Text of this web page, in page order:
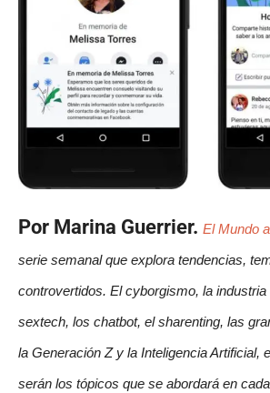
Por Marina Guerrier. El Mundo
serie semanal que explora tendencias,
controvertidos. El cyborgismo, la
sextech, los chatbot, el sharenting, las
la Generación Z y la Inteligencia Artificial,
serán los tópicos que se abordará en